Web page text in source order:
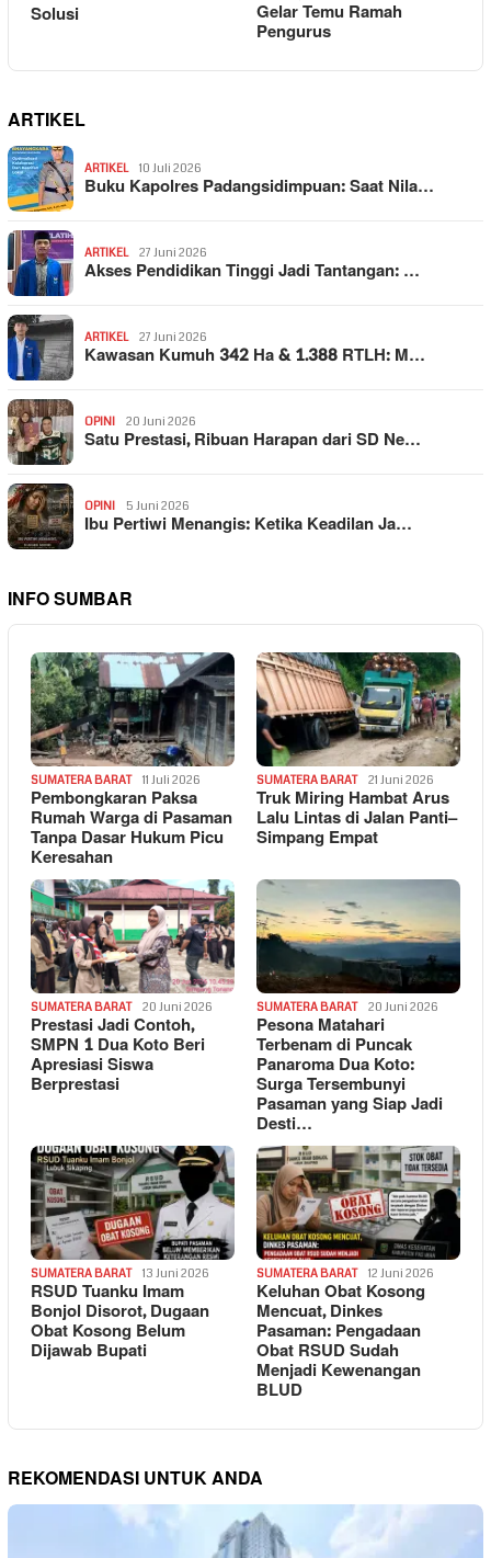
Solusi Gelar Temu Ramah
Pengurus
ARTIKEL
ARTIKEL 10 Juli 2026
Buku Kapolres Padangsidimpuan: Saat Nila…
ARTIKEL 27 Juni 2026
Akses Pendidikan Tinggi Jadi Tantangan: …
ARTIKEL 27 Juni 2026
Kawasan Kumuh 342 Ha & 1.388 RTLH: M…
OPINI 20 Juni 2026
Satu Prestasi, Ribuan Harapan dari SD Ne…
OPINI 5 Juni 2026
Ibu Pertiwi Menangis: Ketika Keadilan Ja…
INFO SUMBAR
SUMATERA BARAT 11 Juli 2026
Pembongkaran Paksa
Rumah Warga di Pasaman
Tanpa Dasar Hukum Picu
Keresahan
SUMATERA BARAT 21 Juni 2026
Truk Miring Hambat Arus
Lalu Lintas di Jalan Panti–
Simpang Empat
SUMATERA BARAT 20 Juni 2026
Prestasi Jadi Contoh,
SMPN 1 Dua Koto Beri
Apresiasi Siswa
Berprestasi
SUMATERA BARAT 20 Juni 2026
Pesona Matahari
Terbenam di Puncak
Panaroma Dua Koto:
Surga Tersembunyi
Pasaman yang Siap Jadi
Desti…
SUMATERA BARAT 13 Juni 2026
RSUD Tuanku Imam
Bonjol Disorot, Dugaan
Obat Kosong Belum
Dijawab Bupati
SUMATERA BARAT 12 Juni 2026
Keluhan Obat Kosong
Mencuat, Dinkes
Pasaman: Pengadaan
Obat RSUD Sudah
Menjadi Kewenangan
BLUD
REKOMENDASI UNTUK ANDA